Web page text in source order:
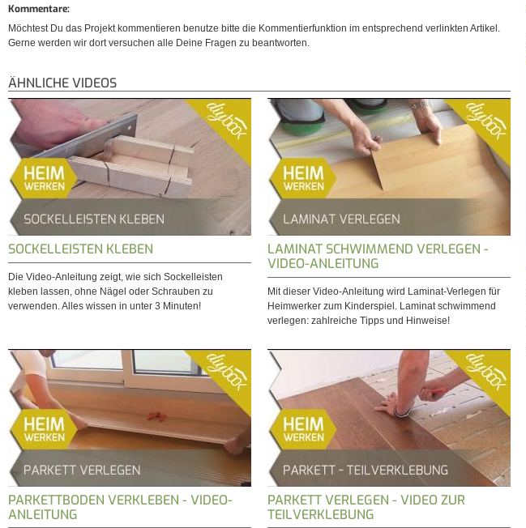
Kommentare:
Möchtest Du das Projekt kommentieren benutze bitte die Kommentierfunktion im entsprechend verlinkten Artikel.
Gerne werden wir dort versuchen alle Deine Fragen zu beantworten.
ÄHNLICHE VIDEOS
SOCKELLEISTEN KLEBEN
Die Video-Anleitung zeigt, wie sich Sockelleisten
kleben lassen, ohne Nägel oder Schrauben zu
verwenden. Alles wissen in unter 3 Minuten!
LAMINAT SCHWIMMEND VERLEGEN -
VIDEO-ANLEITUNG
Mit dieser Video-Anleitung wird Laminat-Verlegen für
Heimwerker zum Kinderspiel. Laminat schwimmend
verlegen: zahlreiche Tipps und Hinweise!
PARKETTBODEN VERKLEBEN - VIDEO-
ANLEITUNG
PARKETT VERLEGEN - VIDEO ZUR
TEILVERKLEBUNG